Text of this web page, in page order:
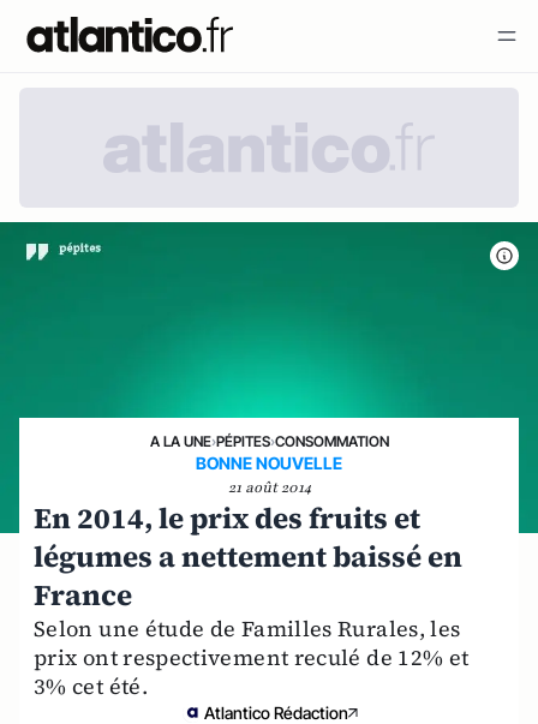
A LA UNE›PÉPITES›CONSOMMATION
BONNE NOUVELLE
21 août 2014
En 2014, le prix des fruits et
légumes a nettement baissé en
France
Selon une étude de Familles Rurales, les
prix ont respectivement reculé de 12% et
3% cet été.
Atlantico Rédaction